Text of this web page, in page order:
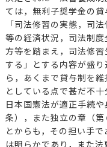
ては，無利子奨学金の貸
「司法修習の実態，司
等の経済状況，司法制
方等を踏まえ，司法修
する」とする内容が盛
ら，あくまで貸与制を
としている点で甚だ不十
日本国憲法が適正手続
条），また独立の章（
とからも，その担い手
は明らかであり，また